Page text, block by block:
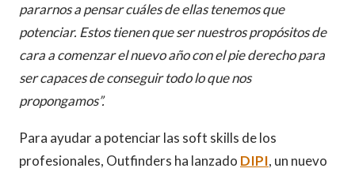
pararnos a pensar cuáles de ellas tenemos que
potenciar. Estos tienen que ser nuestros propósitos de
cara a comenzar el nuevo año con el pie derecho para
ser capaces de conseguir todo lo que nos
propongamos”.
Para ayudar a potenciar las soft skills de los
profesionales, Outfinders ha lanzado DIPI, un nuevo